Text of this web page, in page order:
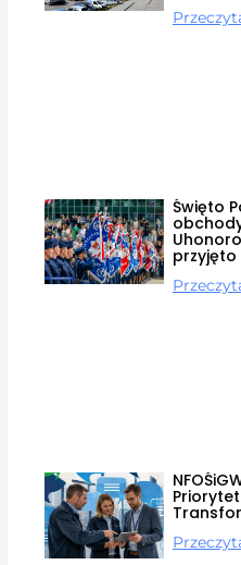
Święto
przyjęto